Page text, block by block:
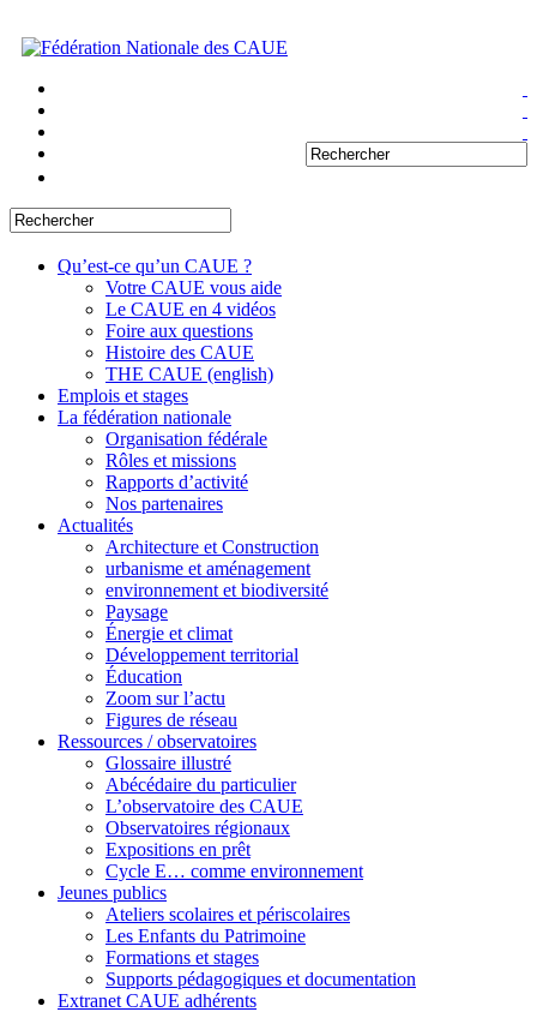
Qu’est-ce qu’un CAUE ?
Votre CAUE vous aide
Le CAUE en 4 vidéos
Foire aux questions
Histoire des CAUE
THE CAUE (english)
Emplois et stages
La fédération nationale
Organisation fédérale
Rôles et missions
Rapports d’activité
Nos partenaires
Actualités
Architecture et Construction
urbanisme et aménagement
environnement et biodiversité
Paysage
Énergie et climat
Développement territorial
Éducation
Zoom sur l’actu
Figures de réseau
Ressources / observatoires
Glossaire illustré
Abécédaire du particulier
L’observatoire des CAUE
Observatoires régionaux
Expositions en prêt
Cycle E… comme environnement
Jeunes publics
Ateliers scolaires et périscolaires
Les Enfants du Patrimoine
Formations et stages
Supports pédagogiques et documentation
Extranet CAUE adhérents